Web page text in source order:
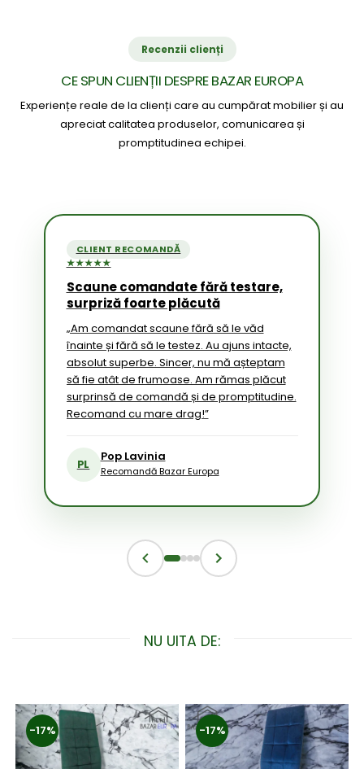
Recenzii clienți
CE SPUN CLIENȚII DESPRE BAZAR EUROPA
Experiențe reale de la clienți care au cumpărat mobilier și au
apreciat calitatea produselor, comunicarea și
promptitudinea echipei.
CLIENT RECOMANDĂ
★★★★★
Scaune comandate fără testare,
surpriză foarte plăcută
„Am comandat scaune fără să le văd
înainte și fără să le testez. Au ajuns intacte,
absolut superbe. Sincer, nu mă așteptam
să fie atât de frumoase. Am rămas plăcut
surprinsă de comandă și de promptitudine.
Recomand cu mare drag!”
PL
Pop Lavinia
Recomandă Bazar Europa
NU UITA DE:
-17% -17%